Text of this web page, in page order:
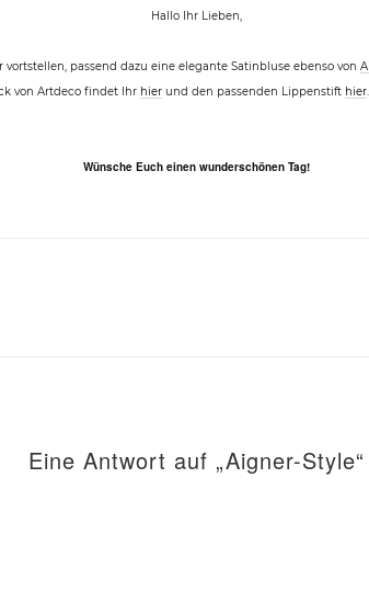
Hallo Ihr Lieben,
passend dazu eine elegante Satinbluse ebenso von
von Artdeco findet Ihr hierund den passenden Lippenstift hier
Wünsche Euch einen wunderschönen Tag!
Eine Antwort auf „Aigner-Style“